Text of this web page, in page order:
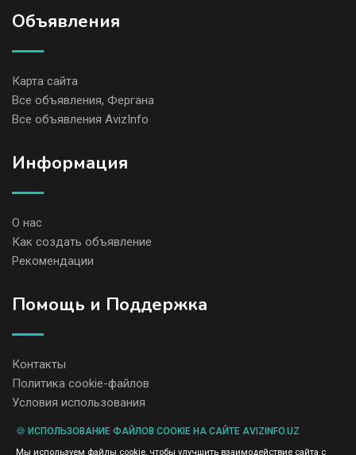
Объявления
Карта сайта
Все объявления, Фергана
Все объявления AvizInfo
Информация
О нас
Как создать объявление
Рекомендации
Помощь и Поддержка
Контакты
Политика cookie-файлов
Условия использования
🍪 ИСПОЛЬЗОВАНИЕ ФАЙЛОВ COOKIE НА САЙТЕ AVIZINFO.UZ
Мы используем файлы cookie, чтобы улучшить взаимодействие сайта с